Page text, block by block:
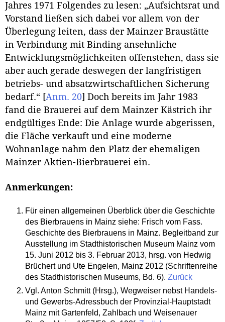
Jahres 1971 Folgendes zu lesen: „Aufsichtsrat und
Vorstand ließen sich dabei vor allem von der
Überlegung leiten, dass der Mainzer Braustätte
in Verbindung mit Binding ansehnliche
Entwicklungsmöglichkeiten offenstehen, dass sie
aber auch gerade deswegen der langfristigen
betriebs- und absatzwirtschaftlichen Sicherung
bedarf.“ [Anm. 20] Doch bereits im Jahr 1983
fand die Brauerei auf dem Mainzer Kästrich ihr
endgültiges Ende: Die Anlage wurde abgerissen,
die Fläche verkauft und eine moderne
Wohnanlage nahm den Platz der ehemaligen
Mainzer Aktien-Bierbrauerei ein.
Anmerkungen:
Für einen allgemeinen Überblick über die Geschichte
des Bierbrauens in Mainz siehe: Frisch vom Fass.
Geschichte des Bierbrauens in Mainz. Begleitband zur
Ausstellung im Stadthistorischen Museum Mainz vom
15. Juni 2012 bis 3. Februar 2013, hrsg. von Hedwig
Brüchert und Ute Engelen, Mainz 2012 (Schriftenreihe
des Stadthistorischen Museums, Bd. 6). Zurück
Vgl. Anton Schmitt (Hrsg.), Wegweiser nebst Handels-
und Gewerbs-Adressbuch der Provinzial-Hauptstadt
Mainz mit Gartenfeld, Zahlbach und Weisenauer